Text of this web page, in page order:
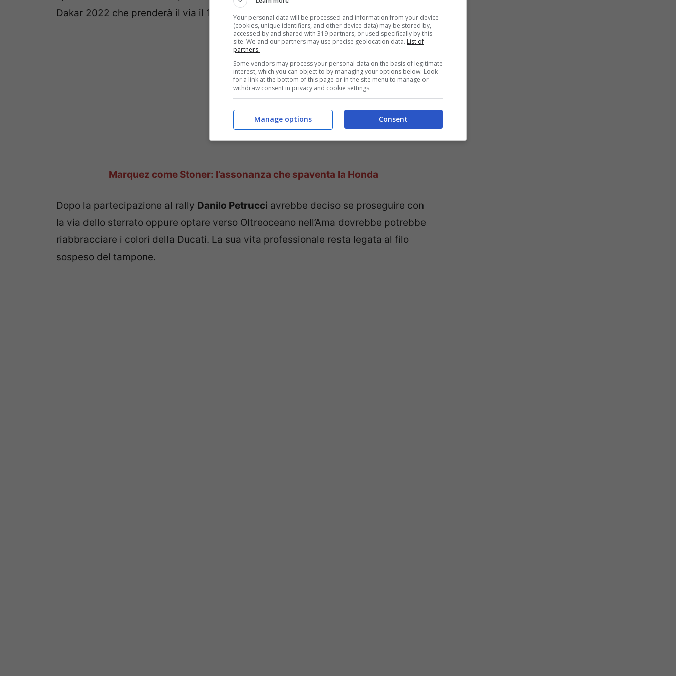
Dakar 2022 che prenderà il via il 1° gennaio.
Marquez come Stoner: l’assonanza che spaventa la Honda
Dopo la partecipazione al rally Danilo Petrucci avrebbe deciso se proseguire con
la via dello sterrato oppure optare verso Oltreoceano nell’Ama dovrebbe potrebbe
riabbracciare i colori della Ducati. La sua vita professionale resta legata al filo
sospeso del tampone.
Your personal data will be processed and information from your device
(cookies, unique identifiers, and other device data) may be stored by,
accessed by and shared with 319 partners, or used specifically by this
site. We and our partners may use precise geolocation data. List of
partners.
Some vendors may process your personal data on the basis of legitimate
interest, which you can object to by managing your options below. Look
for a link at the bottom of this page or in the site menu to manage or
withdraw consent in privacy and cookie settings.
Consent
Manage options